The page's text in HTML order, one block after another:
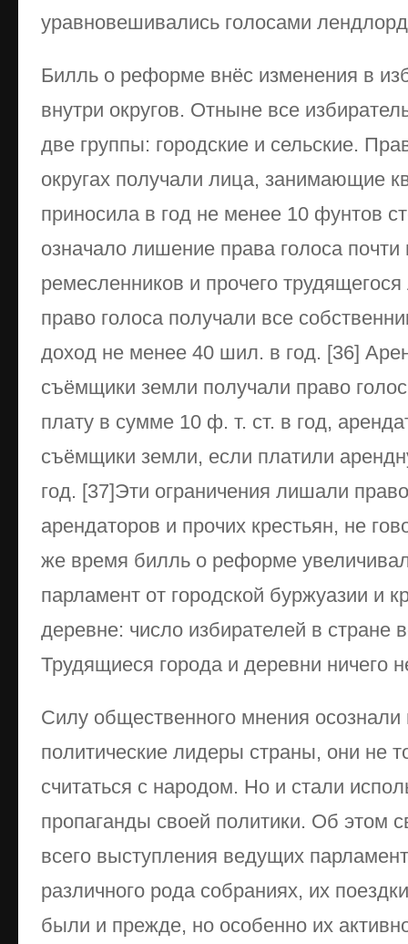
уравновешивались голосами
Билль о реформе внёс изменения в
внутри округов. Отныне все
две группы: городские и сельские.
округах получали лица, занимающие
приносила в год не менее 10 фунтов
означало лишение права голоса почти
ремесленников и прочего
право голоса получали все
доход не менее 40 шил. в год. [36]
съёмщики земли получали право
плату в сумме 10 ф. т. ст. в год,
съёмщики земли, если платили
год. [37]Эти ограничения лишали
арендаторов и прочих крестьян, не
же время билль о реформе
парламент от городской буржуазии и
деревне: число избирателей в стране
Трудящиеся города и деревни ничего
Силу общественного мнения осознали
политические лидеры страны, они не
считаться с народом. Но и стали
пропаганды своей политики. Об этом
всего выступления ведущих
различного рода собраниях, их
были и прежде, но особенно их